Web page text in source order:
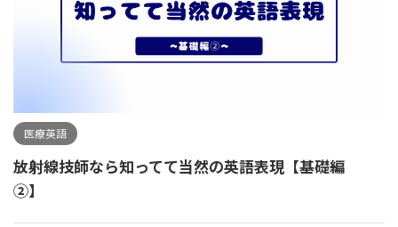
医療英語
放射線技師なら知ってて当然の英語表現【基礎編
②】